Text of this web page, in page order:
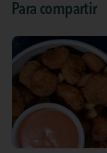
Para compartir